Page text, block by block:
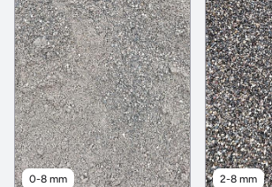
0-8 mm 2-8 mm